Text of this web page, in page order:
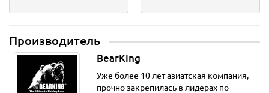
Производитель
BearKing
Уже более 10 лет азиатская компания,
прочно закрепилась в лидерах по